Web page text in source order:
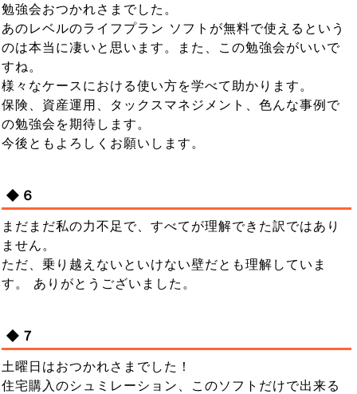
勉強会おつかれさまでした。
あのレベルのライフプラン ソフトが無料で使えるという
のは本当に凄いと思います。また、この勉強会がいいで
すね。
様々なケースにおける使い方を学べて助かります。
保険、資産運用、タックスマネジメント、色んな事例で
の勉強会を期待します。
今後ともよろしくお願いします。
◆６
まだまだ私の力不足で、すべてが理解できた訳ではあり
ません。
ただ、乗り越えないといけない壁だとも理解していま
す。 ありがとうございました。
◆７
土曜日はおつかれさまでした！
住宅購入のシュミレーション、このソフトだけで出来る